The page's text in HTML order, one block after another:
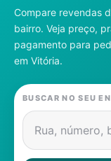
Notícias
Cadastre-se
Gás
Contatos
Compare revendas
bairro. Veja preço,
pagamento para
em Vitória.
BUSCAR NO SEU
Rua, número,